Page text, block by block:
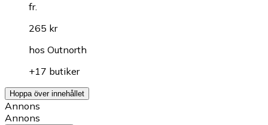
fr.
265 kr
hos Outnorth
+17 butiker
Hoppa över innehållet
Annons
Annons